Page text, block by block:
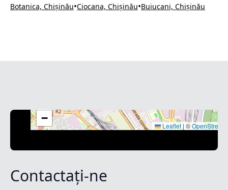
Botanica, Chișinău•Ciocana, Chișinău•Buiucani, Chișinău
−
Leaflet | ©
Contactați-ne